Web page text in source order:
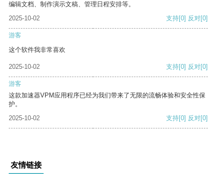
编辑文档、制作演示文稿、管理日程安排等。
2025-10-02
支持[0] 反对[0]
游客
这个软件我非常喜欢
2025-10-02 支持[0] 反对[0]
游客
这款加速器VPM应用程序已经为我们带来了无限的流畅体验和安全性保
护。
2025-10-02
支持[0] 反对[0]
友情链接